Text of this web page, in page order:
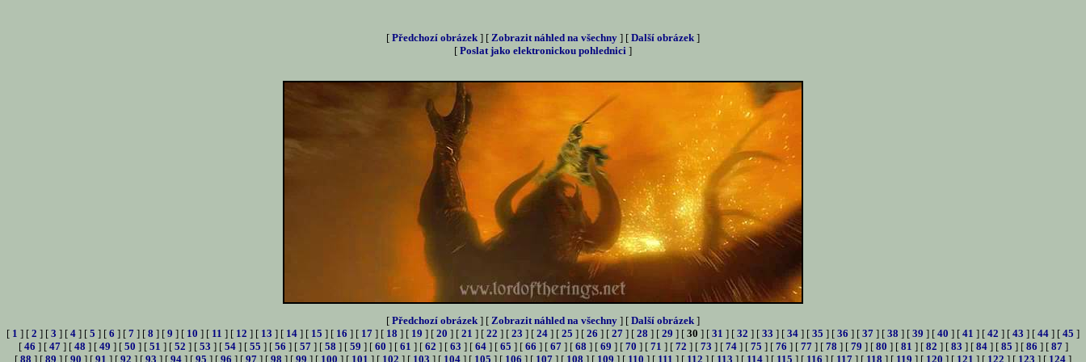
[ Předchozí obrázek ] [ Zobrazit náhled na všechny ] [ Další obrázek ]
[ Poslat jako elektronickou pohlednici ]
[ Předchozí obrázek ] [ Zobrazit náhled na všechny ] [ Další obrázek ]
[ 1 ] [ 2 ] [ 3 ] [ 4 ] [ 5 ] [ 6 ] [ 7 ] [ 8 ] [ 9 ] [ 10 ] [ 11 ] [ 12 ] [ 13 ] [ 14 ] [ 15 ] [ 16 ] [ 17 ] [ 18 ] [ 19 ] [ 20 ] [ 21 ] [ 22 ] [ 23 ] [ 24 ] [ 25 ] [ 26 ] [ 27 ] [ 28 ] [ 29 ] [ 30 ] [ 31 ] [ 32 ] [ 33 ] [ 34 ] [ 35 ] [ 36 ] [ 37 ] [ 38 ] [ 39 ] [ 40 ] [ 41 ] [ 42 ] [ 43 ] [ 44 ] [ 45 ]
[ 46 ] [ 47] [ 48 ] [ 49 ] [ 50 ] [ 51 ] [ 52 ] [ 53 ] [ 54] [ 55 ] [ 56 ] [ 57] [ 58 ] [ 59 ] [ 60 ] [ 61 ] [ 62 ] [ 63 ] [ 64] [ 65 ] [ 66 ] [ 67] [ 68 ] [ 69 ] [ 70 ] [ 71 ] [ 72 ] [ 73 ] [ 74] [ 75 ] [ 76 ] [ 77] [ 78 ] [ 79 ] [ 80 ] [ 81 ] [ 82 ] [ 83 ] [ 84] [ 85 ] [ 86 ] [ 87]
[ 88 ] [ 89 ] [ 90 ] [ 91 ] [ 92 ] [ 93 ] [ 94 ] [ 95 ] [ 96 ] [ 97 ] [ 98 ] [ 99 ] [ 100 ] [ 101 ] [ 102 ] [ 103 ] [ 104 ] [ 105 ] [ 106 ] [ 107 ] [ 108 ] [ 109 ] [ 110 ] [ 111 ] [ 112 ] [ 113 ] [ 114 ] [ 115 ] [ 116 ] [ 117 ] [ 118 ] [ 119 ] [ 120 ] [ 121 ] [ 122 ] [ 123 ] [ 124 ]